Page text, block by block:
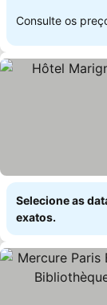
Consulte os
Selecione as
exatos.